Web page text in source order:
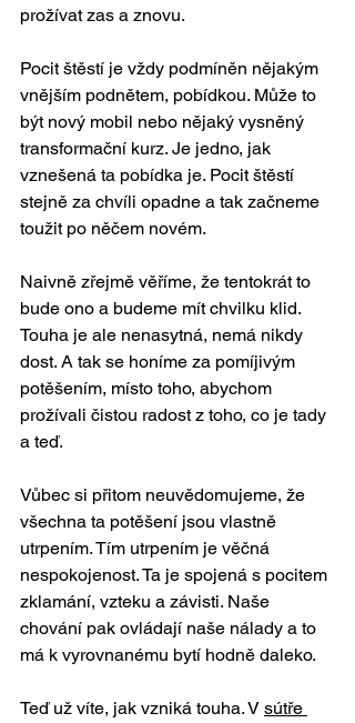
prožívat zas a znovu.
Pocit štěstí je vždy podmíněn nějakým
vnějším podnětem, pobídkou. Může to
být nový mobil nebo nějaký vysněný
transformační kurz. Je jedno, jak
vznešená ta pobídka je. Pocit štěstí
stejně za chvíli opadne a tak začneme
toužit po něčem novém.
Naivně zřejmě věříme, že tentokrát to
bude ono a budeme mít chvilku klid.
Touha je ale nenasytná, nemá nikdy
dost. A tak se honíme za pomíjivým
potěšením, místo toho, abychom
prožívali čistou radost z toho, co je tady
a teď.
Vůbec si přitom neuvědomujeme, že
všechna ta potěšení jsou vlastně
utrpením. Tím utrpením je věčná
nespokojenost. Ta je spojená s pocitem
zklamání, vzteku a závisti. Naše
chování pak ovládají naše nálady a to
má k vyrovnanému bytí hodně daleko.
Teď už víte, jak vzniká touha. V sútře